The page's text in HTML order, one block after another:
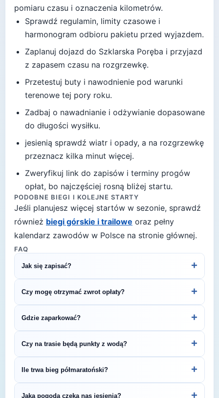
pomiaru czasu i oznaczenia kilometrów.
Sprawdź regulamin, limity czasowe i
harmonogram odbioru pakietu przed wyjazdem.
Zaplanuj dojazd do Szklarska Poręba i przyjazd
z zapasem czasu na rozgrzewkę.
Przetestuj buty i nawodnienie pod warunki
terenowe tej pory roku.
Zadbaj o nawadnianie i odżywianie dopasowane
do długości wysiłku.
jesienią sprawdź wiatr i opady, a na rozgrzewkę
przeznacz kilka minut więcej.
Zweryfikuj link do zapisów i terminy progów
opłat, bo najczęściej rosną bliżej startu.
PODOBNE BIEGI I KOLEJNE STARTY
Jeśli planujesz więcej startów w sezonie, sprawdź
również biegi górskie i trailowe oraz pełny
kalendarz zawodów w Polsce na stronie głównej.
FAQ
Jak się zapisać? +
przejść do strony organizatora z formularzem
rejestracyjnym.
Czy mogę otrzymać zwrot opłaty? +
regulamin biegu lub skontaktuj się z
organizatorem.
Gdzie zaparkować? +
— szczegóły znajdziesz w opisie biegu lub na
stronie organizatora.
Czy na trasie będą punkty z wodą? +
nawadniania na trasie. Dokładne informacje
znajdziesz w regulaminie zawodów.
Ile trwa bieg półmaratoński? +
Jaka pogoda czeka nas jesienią? +